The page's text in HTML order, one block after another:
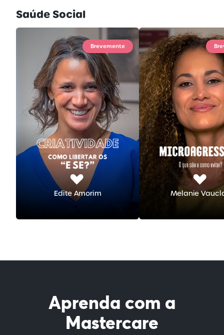
Saúde Social
Brevemente
Edite Amorim Melanie
Aprenda com a
Mastercare